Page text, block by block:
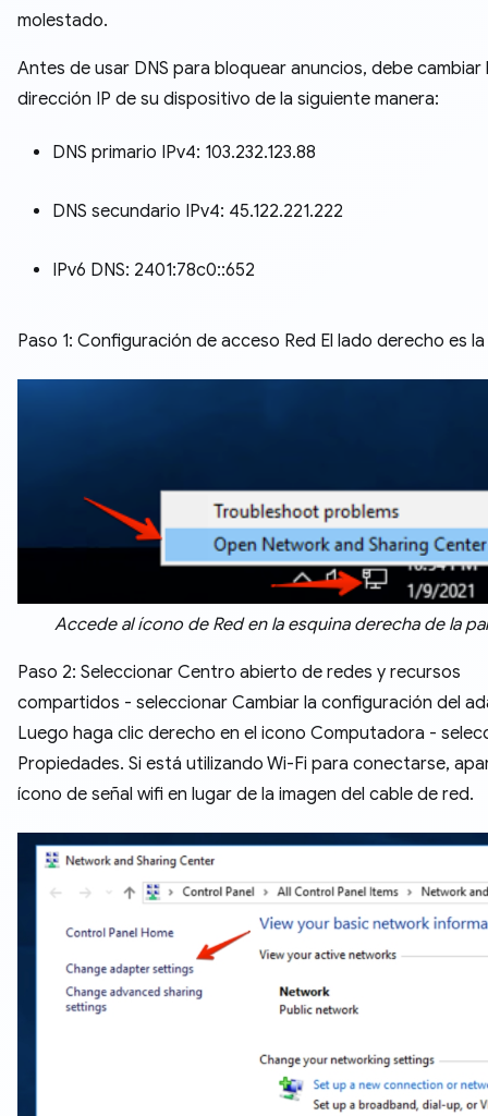
molestado.
Antes de usar DNS para bloquear anuncios, debe cambiar
dirección IP de su dispositivo de la siguiente manera:
DNS primario IPv4: 103.232.123.88
DNS secundario IPv4: 45.122.221.222
IPv6 DNS: 2401:78c0::652
Paso 1: Configuración de acceso Red El lado derecho es
Accede al ícono de Red en la esquina derecha de la
Paso 2: Seleccionar Centro abierto de redes y recursos
compartidos - seleccionar Cambiar la configuración del
Luego haga clic derecho en el icono Computadora -
Propiedades. Si está utilizando Wi-Fi para conectarse,
ícono de señal wifi en lugar de la imagen del cable de red.